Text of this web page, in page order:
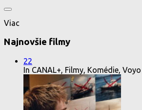
Viac
Najnovšie filmy
22
In CANAL+, Filmy, Komédie, Voyo